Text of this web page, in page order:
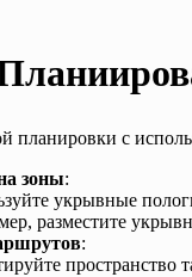
планировки с
зоны:
укрывные
разместите
:
пространство